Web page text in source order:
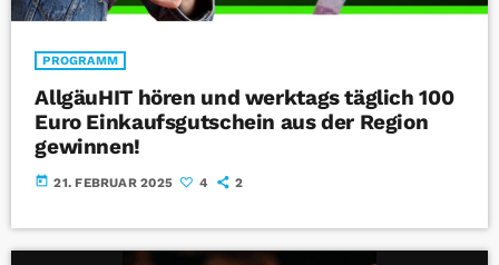
PROGRAMM
AllgäuHIT hören und werktags täglich 100
Euro Einkaufsgutschein aus der Region
gewinnen!
today 21. FEBRUAR 2025 4 2